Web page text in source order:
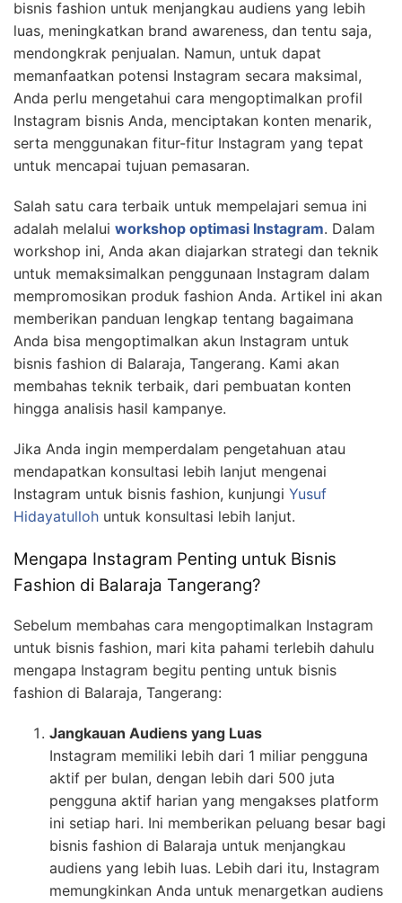
bisnis fashion untuk menjangkau audiens yang lebih
luas, meningkatkan brand awareness, dan tentu saja,
mendongkrak penjualan. Namun, untuk dapat
memanfaatkan potensi Instagram secara maksimal,
Anda perlu mengetahui cara mengoptimalkan profil
Instagram bisnis Anda, menciptakan konten menarik,
serta menggunakan fitur-fitur Instagram yang tepat
untuk mencapai tujuan pemasaran.
Salah satu cara terbaik untuk mempelajari semua ini
adalah melalui workshop optimasi Instagram. Dalam
workshop ini, Anda akan diajarkan strategi dan teknik
untuk memaksimalkan penggunaan Instagram dalam
mempromosikan produk fashion Anda. Artikel ini akan
memberikan panduan lengkap tentang bagaimana
Anda bisa mengoptimalkan akun Instagram untuk
bisnis fashion di Balaraja, Tangerang. Kami akan
membahas teknik terbaik, dari pembuatan konten
hingga analisis hasil kampanye.
Jika Anda ingin memperdalam pengetahuan atau
mendapatkan konsultasi lebih lanjut mengenai
Instagram untuk bisnis fashion, kunjungi Yusuf
Hidayatulloh untuk konsultasi lebih lanjut.
Mengapa Instagram Penting untuk Bisnis
Fashion di Balaraja Tangerang?
Sebelum membahas cara mengoptimalkan Instagram
untuk bisnis fashion, mari kita pahami terlebih dahulu
mengapa Instagram begitu penting untuk bisnis
fashion di Balaraja, Tangerang:
Jangkauan Audiens yang Luas
Instagram memiliki lebih dari 1 miliar pengguna
aktif per bulan, dengan lebih dari 500 juta
pengguna aktif harian yang mengakses platform
ini setiap hari. Ini memberikan peluang besar bagi
bisnis fashion di Balaraja untuk menjangkau
audiens yang lebih luas. Lebih dari itu, Instagram
memungkinkan Anda untuk menargetkan audiens